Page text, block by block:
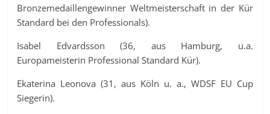
Bronzemedaillengewinner Weltmeisterschaft in der Kür
Standard bei den Professionals).
Isabel Edvardsson (36, aus Hamburg, u.a.
Europameisterin Professional Standard Kür).
Ekaterina Leonova (31, aus Köln u. a., WDSF EU Cup
Siegerin).